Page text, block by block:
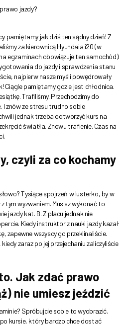
pamiętamy jak dziś ten sądny dzień! Z
za kierownicą Hyundaia i20 (w
egzaminach obowiązuje ten samochód).
do jazdy i sprawdzenia stanu
najpierw nasze myśli powędrowały
Ciągle pamiętamy gdzie jest chłodnica.
Trafiliśmy. Przechodzimy do
I znów ze stresu trudno sobie
jednak trzeba odtworzyć kurs na
światła. Znowu trafienie. Czas na
czyli za co kochamy
Tysiące spojrzeń w lusterko, by w
tym wyzwaniem. Musisz wykonać to
jazdy kat. B. Z placu jednak nie
Kiedy instruktor z nauki jazdy kazał
zapewne wszyscy go przeklinaliście.
zaraz po jej przejechaniu zaliczyliście
Jak zdać prawo
nie umiesz jeździć
Spróbujcie sobie to wyobrazić.
kursie, który bardzo chce dostać